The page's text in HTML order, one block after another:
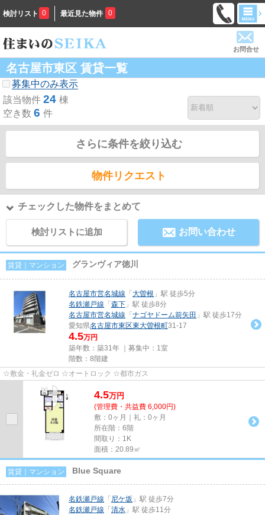
検討リスト 0 最近見た物件 0
お問合せ
名古屋市東区 賃貸一覧
募集中のみ表示
該当物件 24 棟
空き数 6 件
さらに条件を絞り込む
物件リクエスト
チェックした物件をまとめて
検討リストに追加 お問い合わせ
賃貸｜マンション グランヴィア徳川
名古屋市営名城線 「 大曽根 」駅 徒歩5分
名鉄瀬戸線 「 森下 」駅 徒歩8分
名古屋市営名城線 「 ナゴヤドーム前矢田 」駅 徒歩17分
愛知県名古屋市東区東大曽根町31-17
4.5万円
築年数：築31年 ｜募集中： 1室
階数：8階建
☆敷金・礼金ゼロ ☆オートロック ☆都市ガス
4.5万円
(管理費・共益費 6,000円)
敷：0ヶ月｜礼：0ヶ月
所在階：6階
間取り：1K
面積：20.89㎡
賃貸｜マンション Blue Square
名鉄瀬戸線 「 尼ケ坂 」駅 徒歩7分
名鉄瀬戸線 「 清水 」駅 徒歩11分